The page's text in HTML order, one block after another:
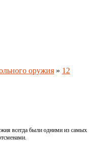
оружия » 12
всегда были одними из самых